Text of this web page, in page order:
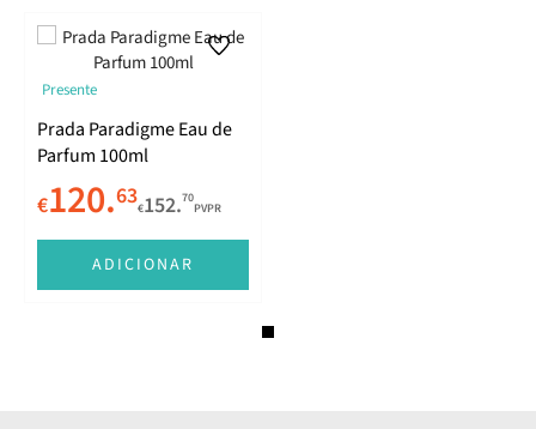
Presente
Prada Paradigme Eau de
Parfum 100ml
€120.63€152.70
PVPR
ADICIONAR